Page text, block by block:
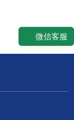
微信客服